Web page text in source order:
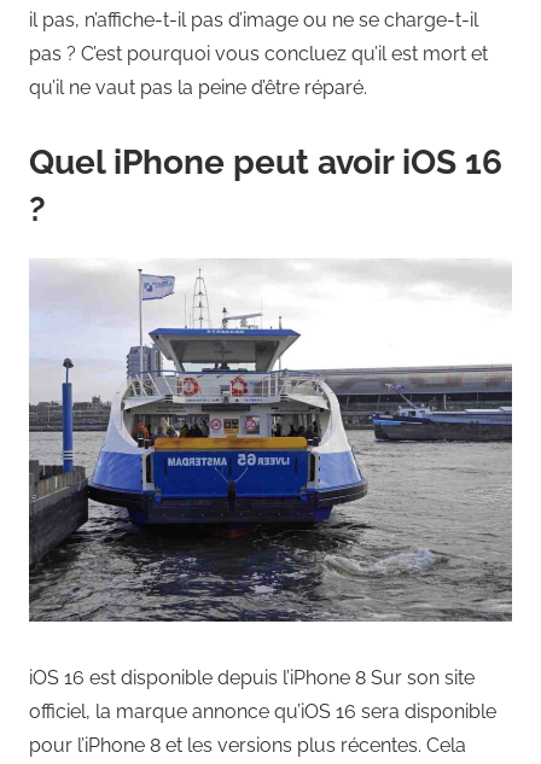
il pas, n’affiche-t-il pas d’image ou ne se charge-t-il
pas ? C’est pourquoi vous concluez qu’il est mort et
qu’il ne vaut pas la peine d’être réparé.
Quel iPhone peut avoir iOS 16
?
iOS 16 est disponible depuis l’iPhone 8 Sur son site
officiel, la marque annonce qu’iOS 16 sera disponible
pour l’iPhone 8 et les versions plus récentes. Cela